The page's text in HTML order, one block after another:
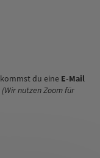
du eine E-Mail
(Wir nutzen Zoom für